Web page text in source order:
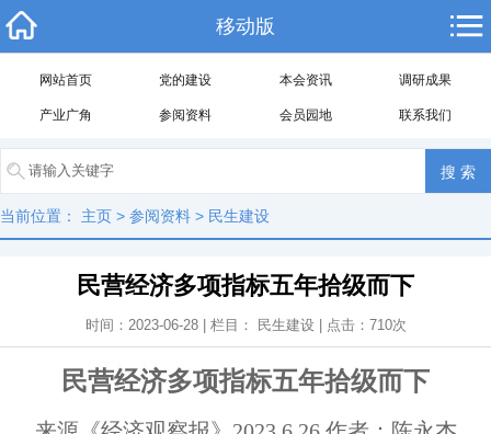
移动版
网站首页 党的建设 本会资讯 调研成果
产业广角 参阅资料 会员园地 联系我们
当前位置： 主页 > 参阅资料 > 民生建设
民营经济多项指标五年拾级而下
时间：2023-06-28 | 栏目： 民生建设| 点击： 710次
民营经济多项指标五年拾级而下